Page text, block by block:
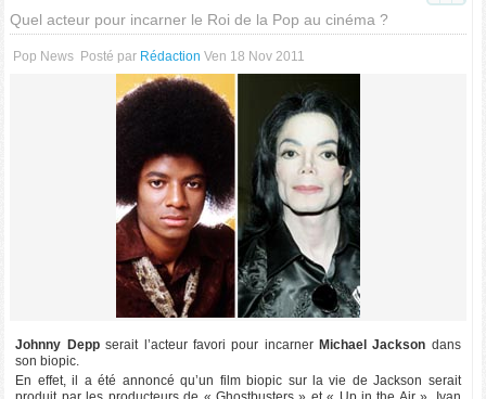
Quel acteur pour incarner le Roi de la Pop au cinéma ?
Pop News Posté par Rédaction Ven 18 Nov 2011
Johnny Deppserait l’acteur favori pour incarner Michael Jackson dans
son biopic.
En effet, il a été annoncé qu’un film biopic sur la vie de Jackson serait